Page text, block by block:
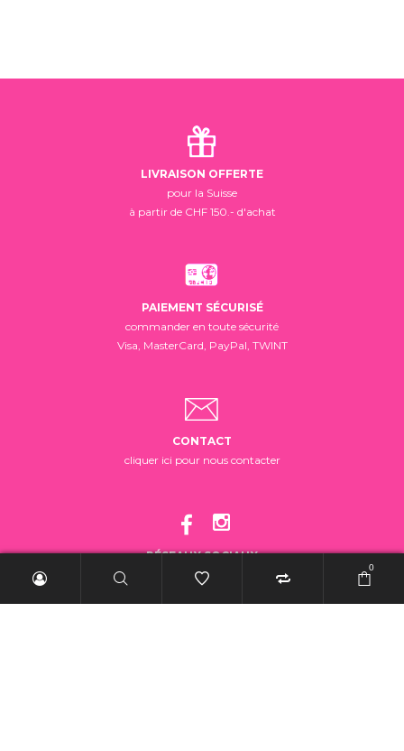
LIVRAISON OFFERTE
pour la Suisse
à partir de CHF 150.- d'achat
PAIEMENT SÉCURISÉ
commander en toute sécurité
Visa, MasterCard, PayPal, TWINT
CONTACT
cliquer ici pour nous contacter
RÉSEAUX SOCIAUX
suivez-nous!
0